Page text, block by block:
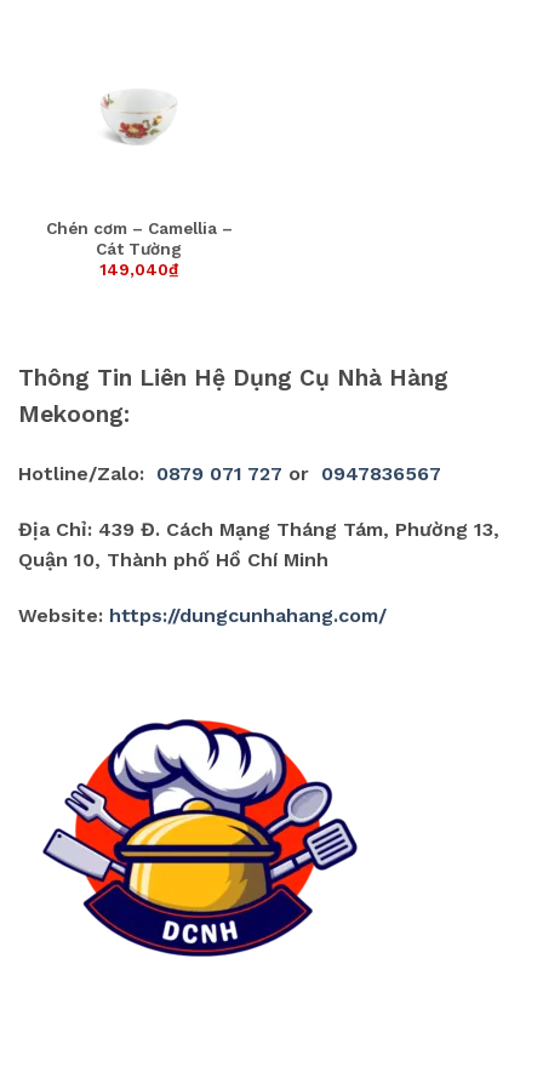
Chén cơm – Camellia –
Cát Tường
149,040₫
Thông Tin Liên Hệ Dụng Cụ Nhà Hàng
Mekoong:
Hotline/Zalo: 0879 071 727 or 0947836567
Địa Chỉ: 439 Đ. Cách Mạng Tháng Tám, Phường 13,
Quận 10, Thành phố Hồ Chí Minh
Website: https://dungcunhahang.com/